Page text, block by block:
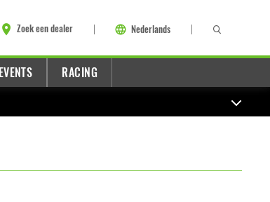
Zoek een dealer Nederlands
RACING